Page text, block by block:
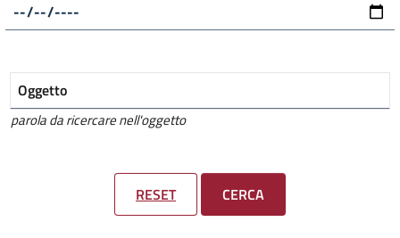
Oggetto
parola da ricercare nell'oggetto
RESET CERCA